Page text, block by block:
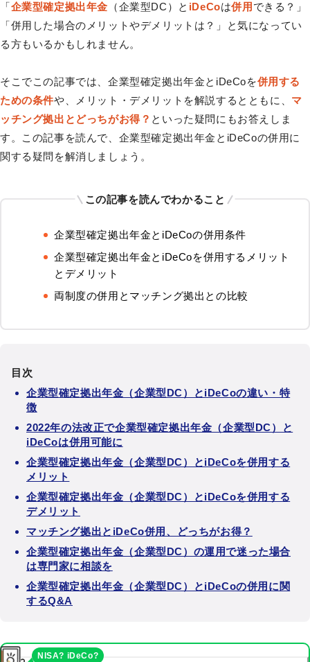
「企業型確定拠出年金 （企業型DC）と iDeCoは併用 できる？」
「併用した場合のメリットやデメリットは？」と気になってい
る方もいるかもしれません。
そこでこの記事では、企業型確定拠出年金とiDeCoを併用する
ための条件や、メリット・デメリットを解説するとともに、 マ
ッチング拠出とどっちがお得？ といった疑問にもお答えしま
す。この記事を読んで、企業型確定拠出年金とiDeCoの併用に
関する疑問を解消しましょう。
この記事を読んでわかること
企業型確定拠出年金とiDeCoの併用条件
企業型確定拠出年金とiDeCoを併用するメリット
とデメリット
両制度の併用とマッチング拠出との比較
目次
企業型確定拠出年金（企業型DC）とiDeCoの違い・特
徴
2022年の法改正で企業型確定拠出年金（企業型DC）と
iDeCoは併用可能に
企業型確定拠出年金（企業型DC）とiDeCoを併用する
メリット
企業型確定拠出年金（企業型DC）とiDeCoを併用する
デメリット
マッチング拠出とiDeCo併用、どっちがお得？
企業型確定拠出年金（企業型DC）の運用で迷った場合
は専門家に相談を
企業型確定拠出年金（企業型DC）とiDeCoの併用に関
するQ&A
NISA? iDeCo?